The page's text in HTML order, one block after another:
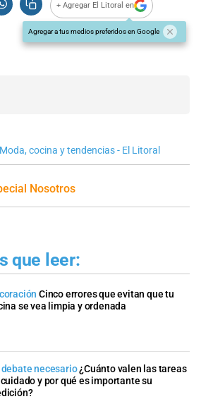
+ Agregar El Litoral en
Agregar a tus medios preferidos en Google
cocina y tendencias - El Litoral
Nosotros
que leer:
Cinco errores que evitan que tu
se vea limpia y ordenada
debate necesario¿Cuánto valen las tareas
y por qué es importante su